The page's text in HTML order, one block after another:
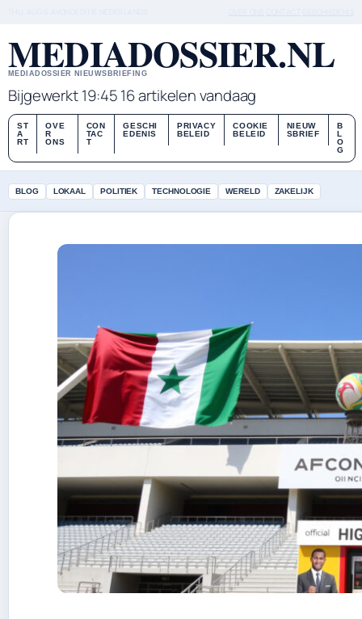
MEDIADOSSIER.NL
MEDIADOSSIER NIEUWSBRIEFING
Bijgewerkt 19:4516 artikelen vandaag
ST
A
RT
OVE
R
ONS
CON
TAC
T
GESCHI
EDENIS
PRIVACY
BELEID
COOKIE
BELEID
NIEUW
SBRIEF
B
L
O
G
BLOG LOKAAL POLITIEK TECHNOLOGIE WERELD ZAKELIJK